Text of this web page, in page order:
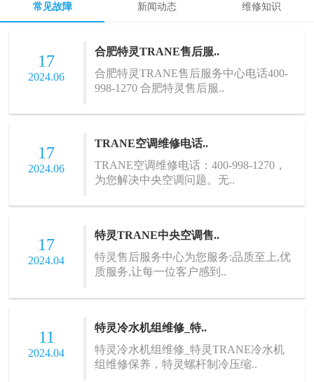
常见故障 新闻动态 维修知识
17
2024.06
合肥特灵TRANE售后服..
合肥特灵TRANE售后服务中心电话400-
998-1270 合肥特灵售后服..
17
2024.06
TRANE空调维修电话..
TRANE空调维修电话：400-998-1270，
为您解决中央空调问题。无..
17
2024.04
特灵TRANE中央空调售..
特灵售后服务中心为您服务:品质至上,优
质服务,让每一位客户感到..
11
2024.04
特灵冷水机组维修_特..
特灵冷水机组维修_特灵TRANE冷水机
组维修保养，特灵螺杆制冷压缩..